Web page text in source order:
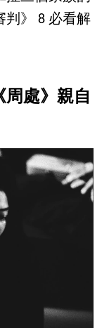
判》 8 必看解
周處》親自